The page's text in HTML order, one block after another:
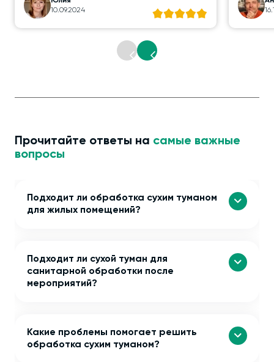
10.09.2024
Прочитайте ответы на самые важные
вопросы
Подходит ли обработка сухим туманом
для жилых помещений?
Подходит ли сухой туман для
санитарной обработки после
мероприятий?
Какие проблемы помогает решить
обработка сухим туманом?